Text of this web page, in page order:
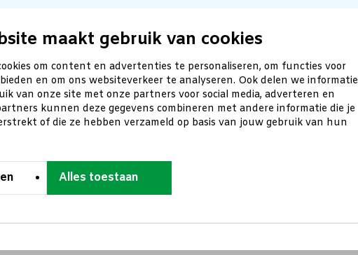
maakt gebruik van cookies
om content en advertenties te personaliseren, om functies voor
en om ons websiteverkeer te analyseren. Ook delen we informatie
van onze site met onze partners voor social media, adverteren en
kunnen deze gegevens combineren met andere informatie die je
of die ze hebben verzameld op basis van jouw gebruik van hun
Alles toestaan